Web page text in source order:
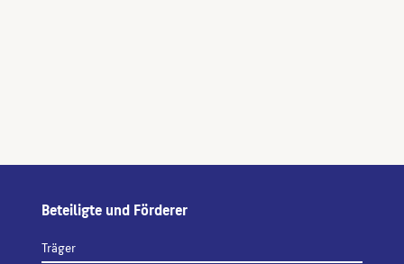
Beteiligte und Förderer
Träger